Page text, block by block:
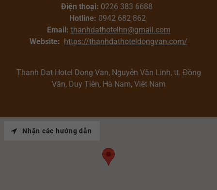
Điện thoại: 0226 383 6688
Hotline: 0942 682 862
Email: thanhdathotelhn@gmail.com
Website: https://thanhdathoteldongvan.com/
Thanh Dat Hotel Dong Van, Nguyễn Văn Linh, tt. Đồng
Văn, Duy Tiên, Hà Nam, Việt Nam
Nhận các hướng dẫn